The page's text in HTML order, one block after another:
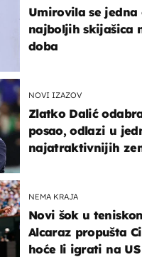
Umirovila se jedna
najboljih skijašica
doba
NOVI IZAZOV
Zlatko Dalić
posao, odlazi u
najatraktivnijih
NEMA KRAJA
Novi šok u
Alcaraz propušta
hoće li igrati na US